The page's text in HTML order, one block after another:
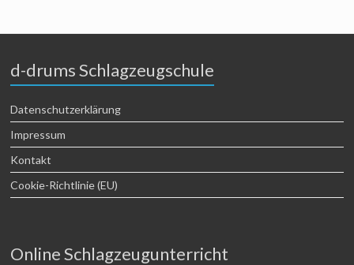
d-drums Schlagzeugschule
Datenschutzerklärung
Impressum
Kontakt
Cookie-Richtlinie (EU)
Online Schlagzeugunterricht